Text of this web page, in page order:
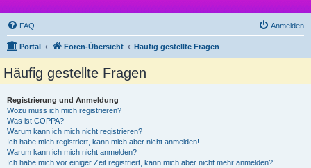
FAQ Anmelden
Portal Foren-Übersicht Häufig gestellte Fragen
Häufig gestellte Fragen
Registrierung und Anmeldung
Wozu muss ich mich registrieren?
Was ist COPPA?
Warum kann ich mich nicht registrieren?
Ich habe mich registriert, kann mich aber nicht anmelden!
Warum kann ich mich nicht anmelden?
Ich habe mich vor einiger Zeit registriert, kann mich aber nicht mehr anmelden?!